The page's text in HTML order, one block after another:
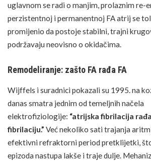
uglavnom se radi o manjim, prolaznim re-
perzistentnoj i permanentnoj FA atrij se
promijenio da postoje stabilni, trajni
podržavaju neovisno o okidačima.
Remodeliranje: zašto FA rađa FA
Wijffels i suradnici pokazali su 1995. na
danas smatra jednim od temeljnih načela
elektrofiziologije: “atrijska fibrilacija
fibrilaciju.” Već nekoliko sati trajanja
efektivni refraktorni period pretklijetki,
epizoda nastupa lakše i traje dulje.